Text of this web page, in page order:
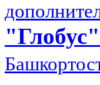
"Глобус"